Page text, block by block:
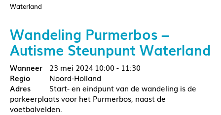
Waterland
Wandeling Purmerbos –
Autisme Steunpunt Waterland
23 mei 2024 10:00 - 11:30
Noord-Holland
Start- en eindpunt van de wandeling is de
parkeerplaats voor het Purmerbos, naast de
voetbalvelden.